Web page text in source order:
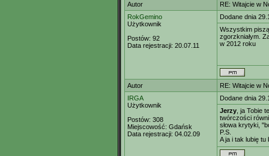
Autor
RE: Witajcie w
RokGemino
Użytkownik
Postów: 92
Data rejestracji: 20.07.11
Dodane dnia
Wszystkim
zgorzkniałym.
w 2012 roku
Autor
RE: Witajcie w
IRGA
Użytkownik
Postów: 308
Miejscowość: Gdańsk
Data rejestracji: 04.02.09
Dodane dnia
Jerzy , ja Tobie
twórczości
słowa krytyki,
P.S.
A ja i tak lubię tu